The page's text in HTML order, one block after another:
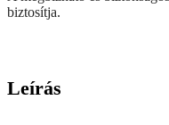
biztosítja.
Leírás